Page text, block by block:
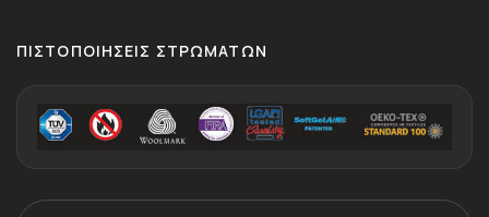
ΠΙΣΤΟΠΟΙΉΣΕΙΣ ΣΤΡΩΜΆΤΩΝ